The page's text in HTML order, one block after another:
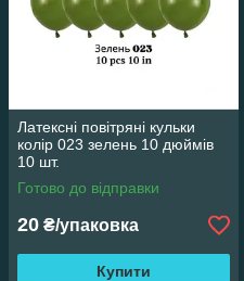
Латексні повітряні кульки
колір 023 зелень 10 дюймів
10 шт.
Готово до відправки
20 ₴/упаковка
Купити